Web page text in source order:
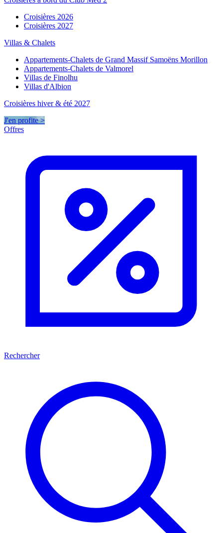
Croisières 2026
Croisières 2027
Villas & Chalets
Appartements-Chalets de Grand Massif Samoëns Morillon
Appartements-Chalets de Valmorel
Villas de Finolhu
Villas d'Albion
Croisières hiver & été 2027
J'en profite >
Offres
Rechercher